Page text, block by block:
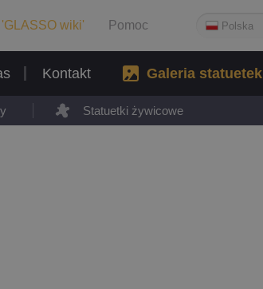
'GLASSO wiki' Pomoc Polska
Kontakt Galeria statuetek
Statuetki żywicowe